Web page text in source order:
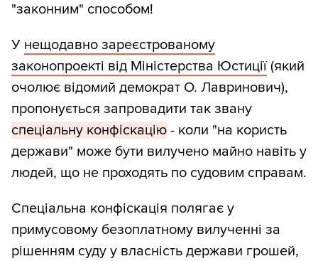
"законним" способом!
У нещодавно зареєстрованому
законопроекті від Міністерства Юстиції(який
очолює відомий демократ О. Лавринович),
пропонується запровадити так звану
спеціальну конфіскацію - коли "на користь
держави" може бути вилучено майно навіть у
людей, що не проходять по судовим справам.
Спеціальна конфіскація полягає у
примусовому безоплатному вилученні за
рішенням суду у власність держави грошей,‭